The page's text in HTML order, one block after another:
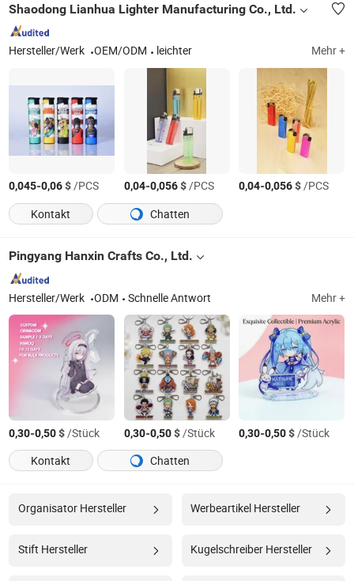
Shaodong Lianhua Lighter Manufacturing Co., Ltd.
Hersteller/Werk OEM/ODM leichter Mehr +
0,045-0,06$/PCS 0,04-0,056$/PCS 0,04-0,056$/PCS
Kontakt
Chatten
Pingyang Hanxin Crafts Co., Ltd.
Hersteller/Werk ODM Schnelle Antwort Mehr +
0,30-0,50$/Stück 0,30-0,50$/Stück 0,30-0,50$/Stück
Kontakt
Chatten
Organisator Hersteller Werbeartikel Hersteller
Stift Hersteller Kugelschreiber Hersteller